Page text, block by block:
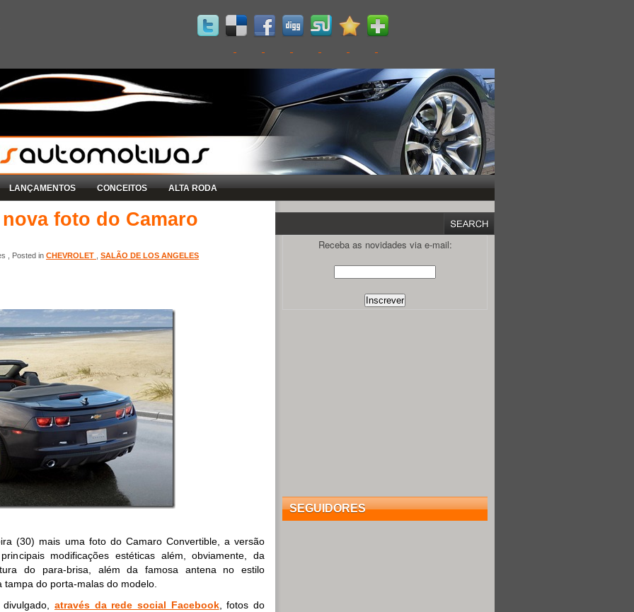
LANÇAMENTOS CONCEITOS ALTA RODA
foto do Camaro
, Posted in CHEVROLET SALÃO DE LOS ANGELES
(30) mais uma foto do Camaro Convertible, a versão
modificações estéticas além, obviamente, da
do para-brisa, além da famosa antena no estilo
do porta-malas do modelo.
através da rede social Facebook, fotos do
Receba as novidades via e-mail:
SEGUIDORES